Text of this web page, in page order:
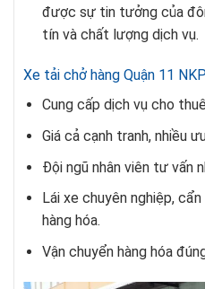
được sự tin tưởng của
tín và chất lượng dịch vụ.
Xe tải chở hàng Quận 11
Cung cấp dịch vụ cho
Giá cả cạnh tranh, nhiều
Đội ngũ nhân viên tư vấn
Lái xe chuyên nghiệp,
hàng hóa.
Vận chuyển hàng hóa